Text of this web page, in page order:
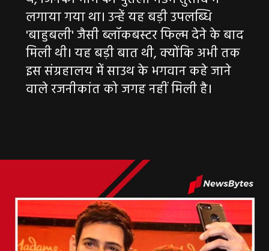
लगाया गया था। उन्हें यह बड़ी उपलब्धि
'बाहुबली' जैसी ब्लॉकबस्टर फिल्म देने के बाद
मिली थी। यह बड़ी बात थी, क्योंकि अभी तक
इस संग्रहालय में साउथ के भगवान कहे जाने
वाले रजनीकांत को जगह नहीं मिली है।